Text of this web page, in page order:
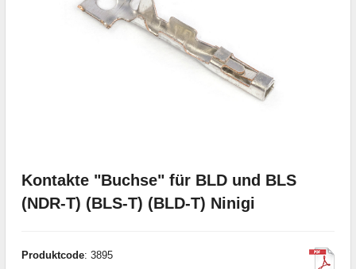
Kontakte "Buchse" für BLD und BLS
(NDR-T) (BLS-T) (BLD-T) Ninigi
Produktcode: 3895